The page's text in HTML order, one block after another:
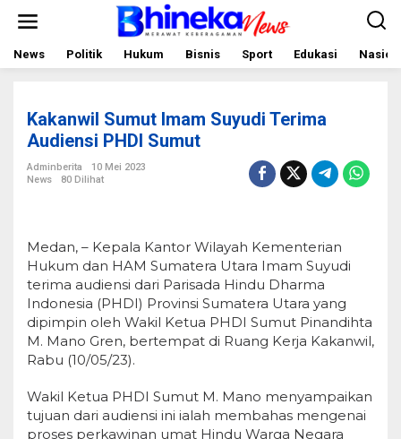
News Politik Hukum Bisnis Sport Edukasi
Kakanwil Sumut Imam Suyudi Terima
Audiensi PHDI Sumut
Adminberita
10 Mei 2023
News
80 Dilihat
Medan, – Kepala Kantor Wilayah Kementerian
Hukum dan HAM Sumatera Utara Imam Suyudi
terima audiensi dari Parisada Hindu Dharma
Indonesia (PHDI) Provinsi Sumatera Utara yang
dipimpin oleh Wakil Ketua PHDI Sumut Pinandihta
M. Mano Gren, bertempat di Ruang Kerja Kakanwil,
Rabu (10/05/23).
Wakil Ketua PHDI Sumut M. Mano menyampaikan
tujuan dari audiensi ini ialah membahas mengenai
proses perkawinan umat Hindu Warga Negara